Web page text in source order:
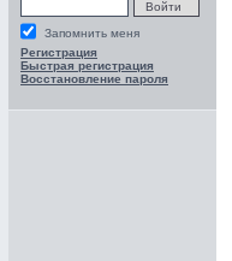
Запомнить меня
Регистрация
Быстрая регистрация
Восстановление пароля